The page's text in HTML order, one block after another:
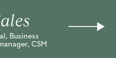
Business
CSM